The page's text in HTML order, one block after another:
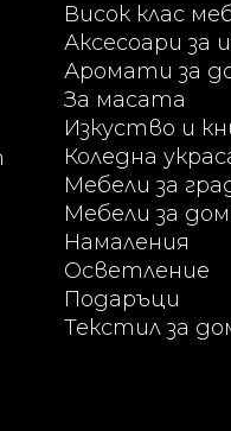
Висок клас
Аксесоари за
Аромати за
За масата
Изкуство и
Коледна
Мебели за
Мебели за
Намаления
Осветление
Подаръци
Текстил за